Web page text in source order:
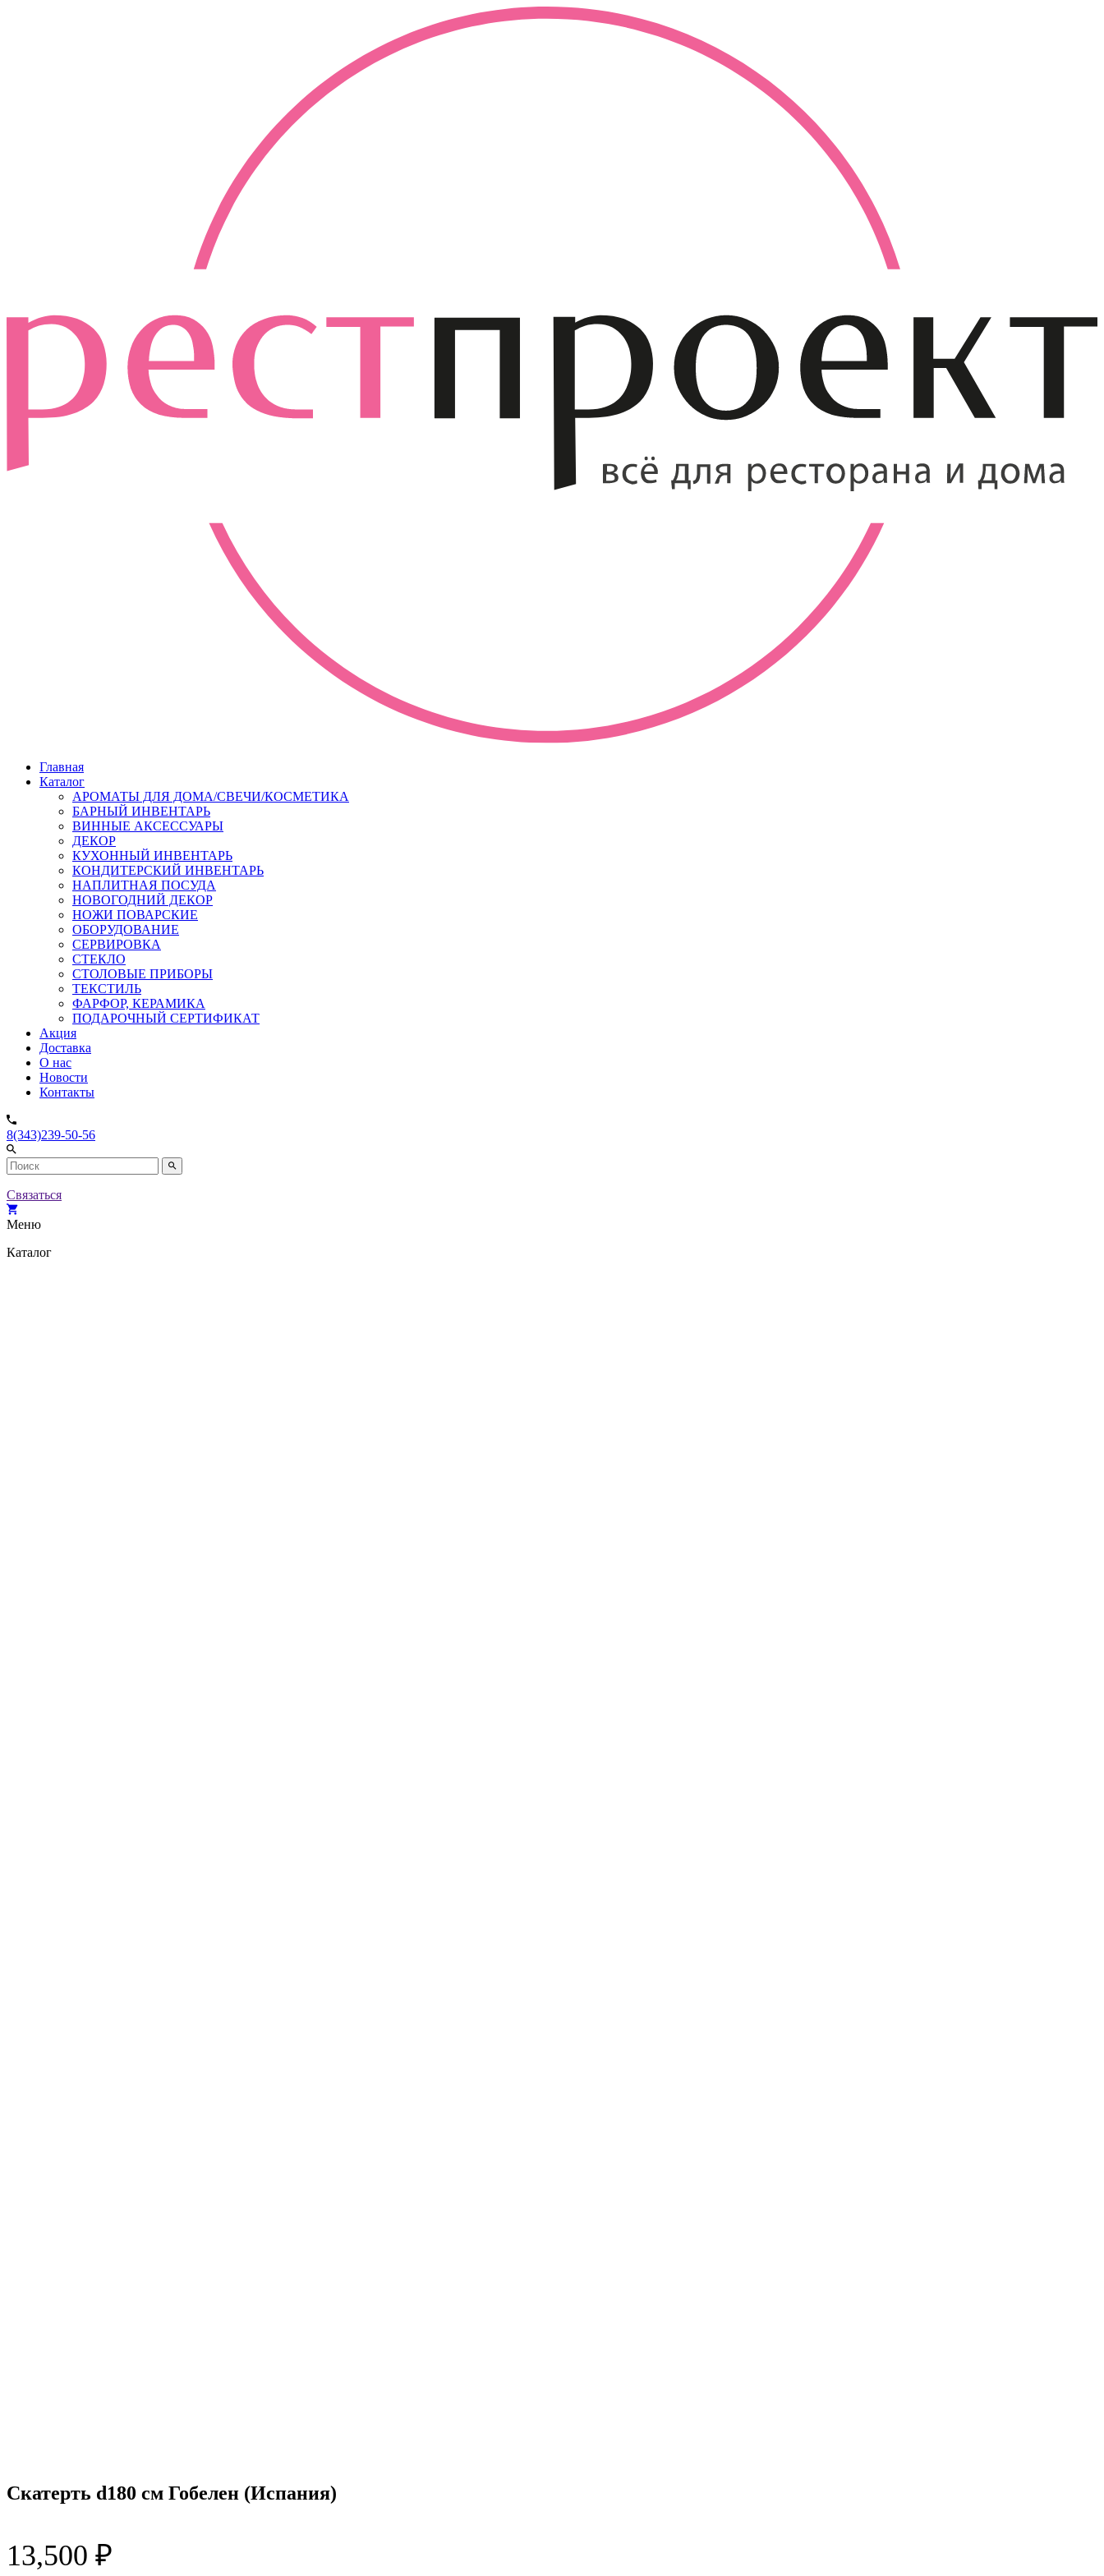
Главная
Каталог
АРОМАТЫ ДЛЯ ДОМА/СВЕЧИ/КОСМЕТИКА
БАРНЫЙ ИНВЕНТАРЬ
ВИННЫЕ АКСЕССУАРЫ
ДЕКОР
КУХОННЫЙ ИНВЕНТАРЬ
КОНДИТЕРСКИЙ ИНВЕНТАРЬ
НАПЛИТНАЯ ПОСУДА
НОВОГОДНИЙ ДЕКОР
НОЖИ ПОВАРСКИЕ
ОБОРУДОВАНИЕ
СЕРВИРОВКА
СТЕКЛО
СТОЛОВЫЕ ПРИБОРЫ
ТЕКСТИЛЬ
ФАРФОР, КЕРАМИКА
ПОДАРОЧНЫЙ СЕРТИФИКАТ
Акция
Доставка
О нас
Новости
Контакты
8(343)239-50-56
Связаться
Меню
Каталог
Скатерть d180 см Гобелен (Испания)
13,500 ₽